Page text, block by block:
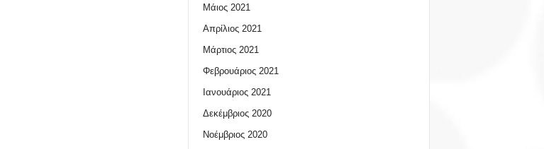
Μάιος 2021
Απρίλιος 2021
Μάρτιος 2021
Φεβρουάριος 2021
Ιανουάριος 2021
Δεκέμβριος 2020
Νοέμβριος 2020